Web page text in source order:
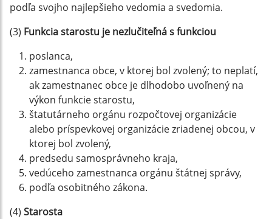
podľa svojho najlepšieho vedomia a svedomia.
(3) Funkcia starostu je nezlučiteľná s funkciou
poslanca,
zamestnanca obce, v ktorej bol zvolený; to neplatí,
ak zamestnanec obce je dlhodobo uvoľnený na
výkon funkcie starostu,
štatutárneho orgánu rozpočtovej organizácie
alebo príspevkovej organizácie zriadenej obcou, v
ktorej bol zvolený,
predsedu samosprávneho kraja,
vedúceho zamestnanca orgánu štátnej správy,
podľa osobitného zákona.
(4) Starosta